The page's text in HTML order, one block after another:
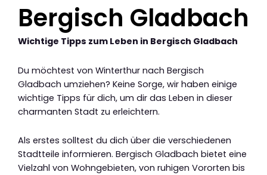
Bergisch Gladbach
Wichtige Tipps zum Leben in Bergisch Gladbach
Du möchtest von Winterthur nach Bergisch
Gladbach umziehen? Keine Sorge, wir haben einige
wichtige Tipps für dich, um dir das Leben in dieser
charmanten Stadt zu erleichtern.
Als erstes solltest du dich über die verschiedenen
Stadtteile informieren. Bergisch Gladbach bietet eine
Vielzahl von Wohngebieten, von ruhigen Vororten bis